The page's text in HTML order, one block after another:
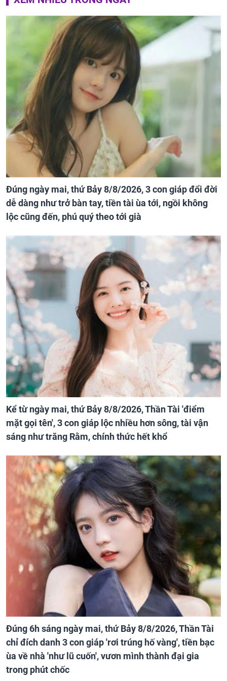
Đúng ngày mai, thứ Bảy 8/8/2026, 3 con giáp đổi đời
dễ dàng như trở bàn tay, tiền tài ùa tới, ngồi không
lộc cũng đến, phú quý theo tới già
Kể từ ngày mai, thứ Bảy 8/8/2026, Thần Tài 'điểm
mặt gọi tên', 3 con giáp lộc nhiều hơn sông, tài vận
sáng như trăng Rằm, chính thức hết khổ
Đúng 6h sáng ngày mai, thứ Bảy 8/8/2026, Thần Tài
chỉ đích danh 3 con giáp 'rơi trúng hố vàng', tiền bạc
ùa về nhà 'như lũ cuốn', vươn mình thành đại gia
trong phút chốc